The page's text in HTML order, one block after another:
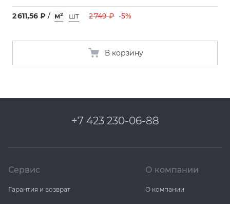
2 611,56 ₽ / м² шт 2 749 ₽ -5%
В корзину
+7 423 230-06-88
Сервис
Гарантия и возврат
О компании
О компании